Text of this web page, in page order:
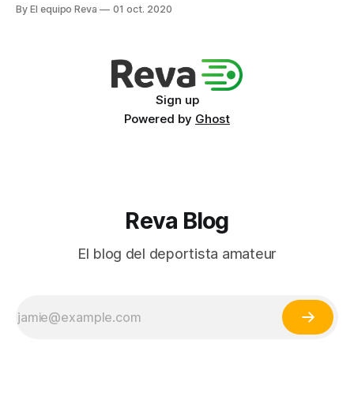
By El equipo Reva 01 oct. 2020
Sign up
Powered by Ghost
Reva Blog
El blog del deportista amateur